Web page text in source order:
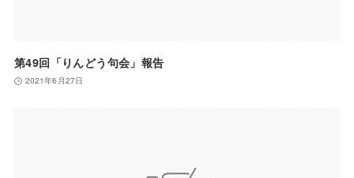
第49回「りんどう句会」報告
2021年6月27日